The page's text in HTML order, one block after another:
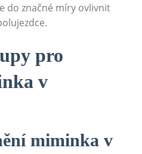
do značné míry ovlivnit
pro
v
miminka v